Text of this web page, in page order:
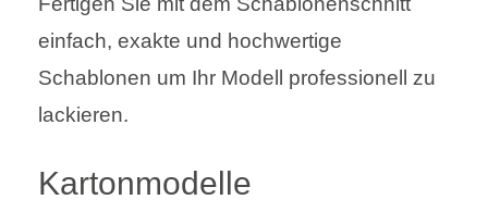
einfach, exakte und hochwertige
Schablonen um Ihr Modell professionell zu
lackieren.
Kartonmodelle